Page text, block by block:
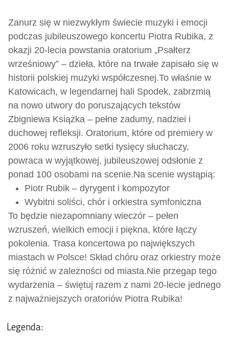
Zanurz się w niezwykłym świecie muzyki i emocji
podczas jubileuszowego koncertu Piotra Rubika, z
okazji 20-lecia powstania oratorium „Psałterz
wrześniowy” – dzieła, które na trwałe zapisało się w
historii polskiej muzyki współczesnej.To właśnie w
Katowicach, w legendarnej hali Spodek, zabrzmią
na nowo utwory do poruszających tekstów
Zbigniewa Książka – pełne zadumy, nadziei i
duchowej refleksji. Oratorium, które od premiery w
2006 roku wzruszyło setki tysięcy słuchaczy,
powraca w wyjątkowej, jubileuszowej odsłonie z
ponad 100 osobami na scenie.Na scenie wystąpią:
Piotr Rubik – dyrygent i kompozytor
Wybitni soliści, chór i orkiestra symfoniczna
To będzie niezapomniany wieczór – pełen
wzruszeń, wielkich emocji i piękna, które łączy
pokolenia. Trasa koncertowa po największych
miastach w Polsce! Skład chóru oraz orkiestry może
się różnić w zależności od miasta.Nie przegap tego
wydarzenia – świętuj razem z nami 20-lecie jednego
z najważniejszych oratoriów Piotra Rubika!
Legenda: